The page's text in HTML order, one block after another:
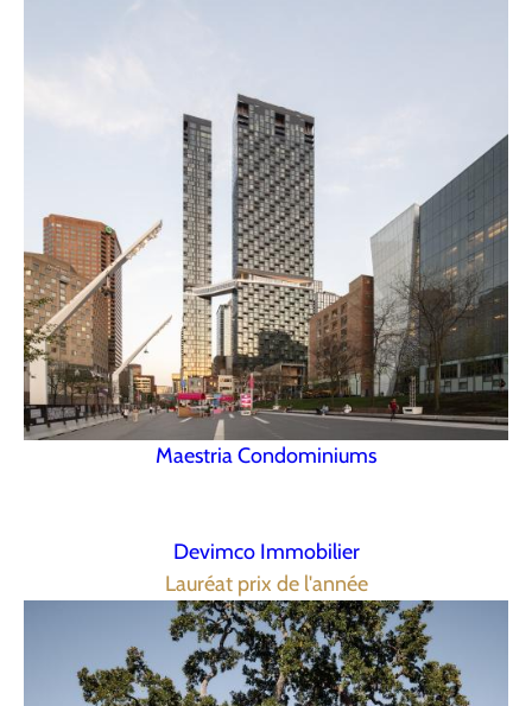
Maestria Condominiums
Devimco Immobilier
Lauréat prix de l'année